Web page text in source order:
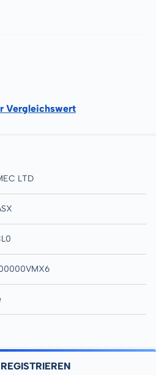
Vergleichswert
LTD